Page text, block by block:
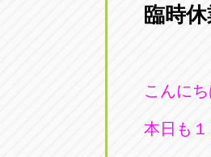
愛知県一宮市
愛知県春日井
アップル名岐
臨時
こんに
本日も